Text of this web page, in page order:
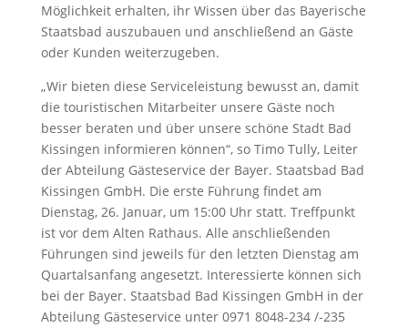
Möglichkeit erhalten, ihr Wissen über das Bayerische
Staatsbad auszubauen und anschließend an Gäste
oder Kunden weiterzugeben.
„Wir bieten diese Serviceleistung bewusst an, damit
die touristischen Mitarbeiter unsere Gäste noch
besser beraten und über unsere schöne Stadt Bad
Kissingen informieren können“, so Timo Tully, Leiter
der Abteilung Gästeservice der Bayer. Staatsbad Bad
Kissingen GmbH. Die erste Führung findet am
Dienstag, 26. Januar, um 15:00 Uhr statt. Treffpunkt
ist vor dem Alten Rathaus. Alle anschließenden
Führungen sind jeweils für den letzten Dienstag am
Quartalsanfang angesetzt. Interessierte können sich
bei der Bayer. Staatsbad Bad Kissingen GmbH in der
Abteilung Gästeservice unter 0971 8048-234 /-235